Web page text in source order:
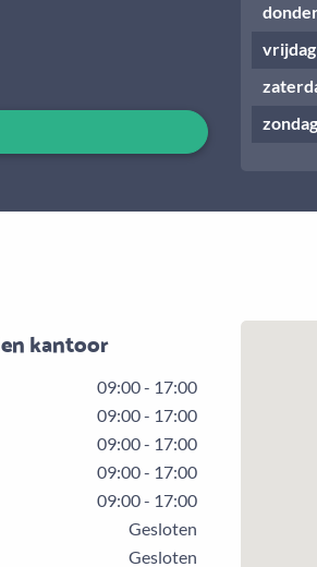
vrijdag
zondag
kantoor
09:00 - 17:00
09:00 - 17:00
09:00 - 17:00
09:00 - 17:00
09:00 - 17:00
Gesloten
Gesloten